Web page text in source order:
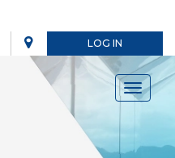
LOG IN
Toggle